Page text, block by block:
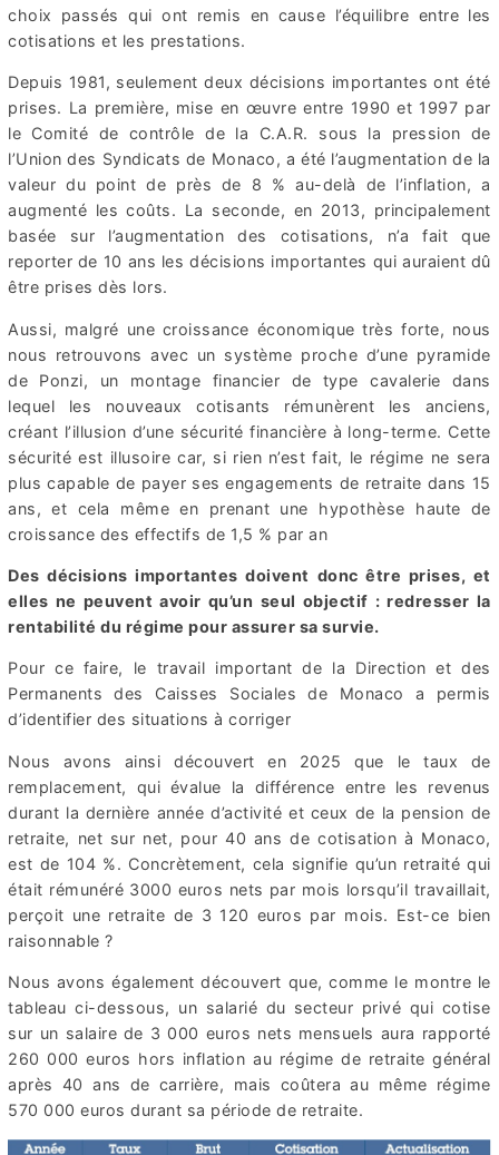
choix passés qui ont remis en cause l’équilibre entre les
cotisations et les prestations.
Depuis 1981, seulement deux décisions importantes ont été
prises. La première, mise en œuvre entre 1990 et 1997 par
le Comité de contrôle de la C.A.R. sous la pression de
l’Union des Syndicats de Monaco, a été l’augmentation de la
valeur du point de près de 8 % au-delà de l’inflation, a
augmenté les coûts. La seconde, en 2013, principalement
basée sur l’augmentation des cotisations, n’a fait que
reporter de 10 ans les décisions importantes qui auraient dû
être prises dès lors.
Aussi, malgré une croissance économique très forte, nous
nous retrouvons avec un système proche d’une pyramide
de Ponzi, un montage financier de type cavalerie dans
lequel les nouveaux cotisants rémunèrent les anciens,
créant l’illusion d’une sécurité financière à long-terme. Cette
sécurité est illusoire car, si rien n’est fait, le régime ne sera
plus capable de payer ses engagements de retraite dans 15
ans, et cela même en prenant une hypothèse haute de
croissance des effectifs de 1,5 % par an
Des décisions importantes doivent donc être prises, et
elles ne peuvent avoir qu’un seul objectif : redresser la
rentabilité du régime pour assurer sa survie.
Pour ce faire, le travail important de la Direction et des
Permanents des Caisses Sociales de Monaco a permis
d’identifier des situations à corriger
Nous avons ainsi découvert en 2025 que le taux de
remplacement, qui évalue la différence entre les revenus
durant la dernière année d’activité et ceux de la pension de
retraite, net sur net, pour 40 ans de cotisation à Monaco,
est de 104 %. Concrètement, cela signifie qu’un retraité qui
était rémunéré 3000 euros nets par mois lorsqu’il travaillait,
perçoit une retraite de 3 120 euros par mois. Est-ce bien
raisonnable ?
Nous avons également découvert que, comme le montre le
tableau ci-dessous, un salarié du secteur privé qui cotise
sur un salaire de 3 000 euros nets mensuels aura rapporté
260 000 euros hors inflation au régime de retraite général
après 40 ans de carrière, mais coûtera au même régime
570 000 euros durant sa période de retraite.